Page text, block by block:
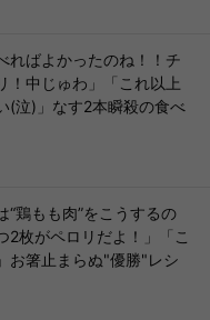
ればよかったのね！！チ
！中じゅわ」「これ以上
(泣)」なす2本瞬殺の食べ
“鶏もも肉”をこうするの
2枚がペロリだよ！」「こ
お箸止まらぬ"優勝"レシ